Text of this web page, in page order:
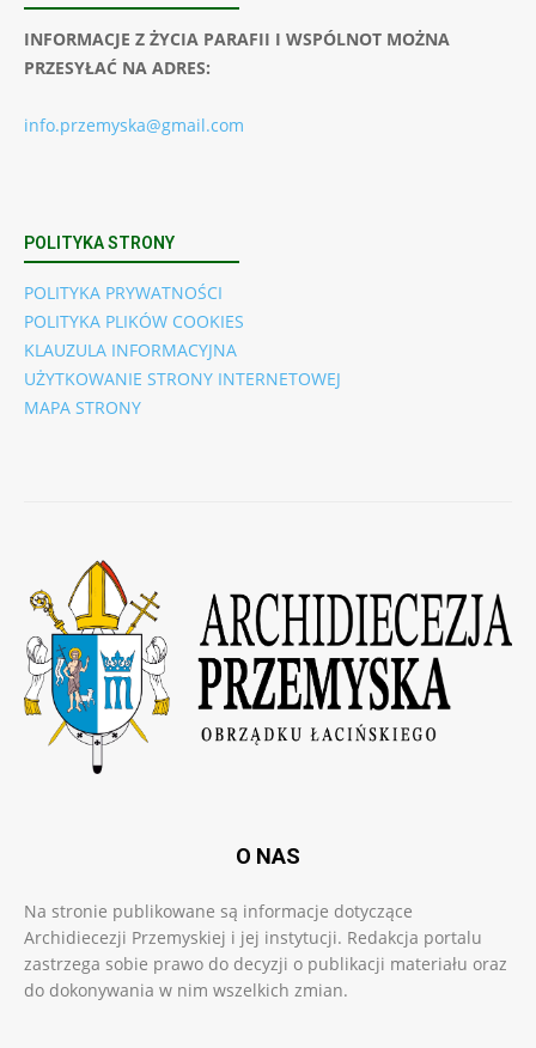
INFORMACJE Z ŻYCIA PARAFII I WSPÓLNOT MOŻNA
PRZESYŁAĆ NA ADRES:
info.przemyska@gmail.com
POLITYKA STRONY
POLITYKA PRYWATNOŚCI
POLITYKA PLIKÓW COOKIES
KLAUZULA INFORMACYJNA
UŻYTKOWANIE STRONY INTERNETOWEJ
MAPA STRONY
O NAS
Na stronie publikowane są informacje dotyczące
Archidiecezji Przemyskiej i jej instytucji. Redakcja portalu
zastrzega sobie prawo do decyzji o publikacji materiału oraz
do dokonywania w nim wszelkich zmian.